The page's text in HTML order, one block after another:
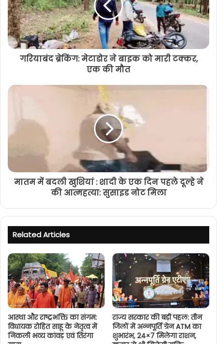
गरियाबंद ब्रेकिंग: मेटाडोर ने बाइक को मारी टक्कर,
एक की मौत
मातम में बदली खुशियां : शादी के एक दिन पहले दूल्हे ने
की आत्महत्या: सुसाइड नोट मिला
Related Articles
आस्था और राष्ट्रभक्ति का संगम:
विधायक रोहित साहू के नेतृत्व में
निकली भव्य कांवड़ एवं तिरंगा
राज्य सरकार की बड़ी पहल: तीन
जिलों में अन्नपूर्ति ग्रेन ATM का
शुभारंभ, 24×7 मिलेगा राशन,